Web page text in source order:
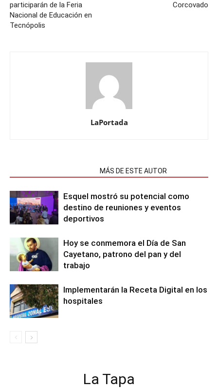
participarán de la Feria
Nacional de Educación en
Tecnópolis
Corcovado
LaPortada
MÁS DE ESTE AUTOR
Esquel mostró su potencial como
destino de reuniones y eventos
deportivos
Hoy se conmemora el Día de San
Cayetano, patrono del pan y del
trabajo
Implementarán la Receta Digital en los
hospitales
La Tapa